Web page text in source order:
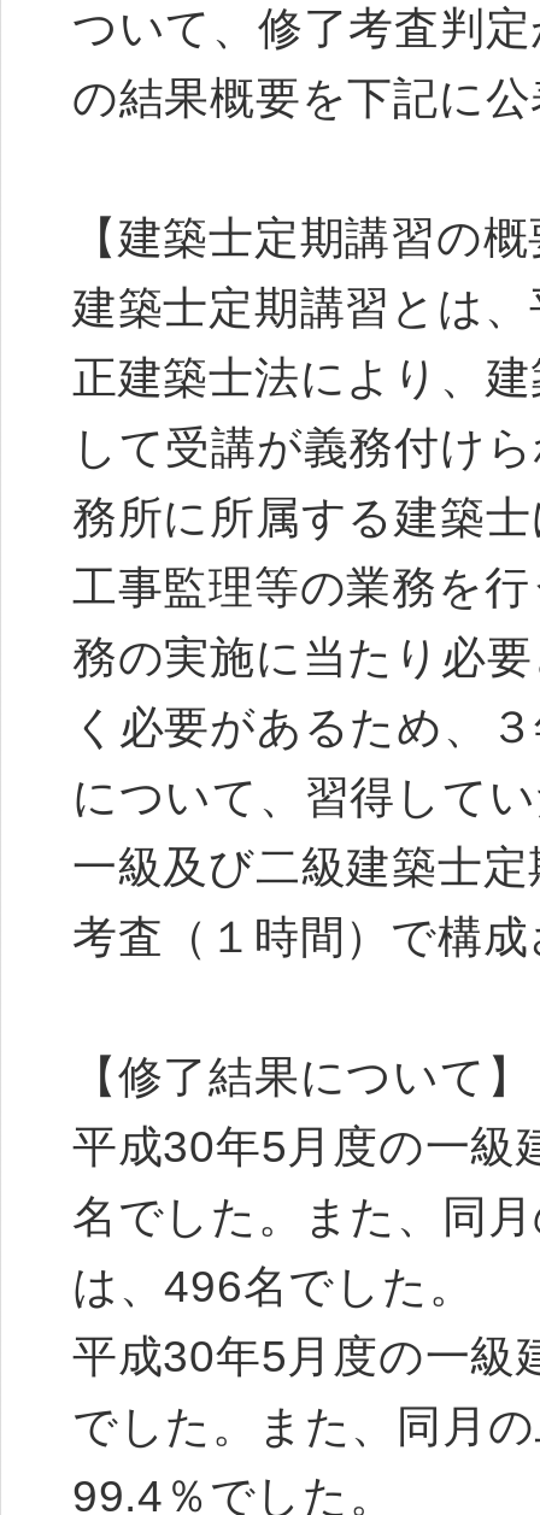
ついて、修了考査判
の結果概要を下記に
【建築士定期講習の
建築士定期講習とは
正建築士法により、
して受講が義務付け
務所に所属する建築
工事監理等の業務を
務の実施に当たり必
く必要があるため、
について、習得して
一級及び二級建築士
考査（１時間）で構
【修了結果について】
平成30年5月度の一級
名でした。また、同
は、496名でした。
平成30年5月度の一級
でした。また、同月
99.4％でした。